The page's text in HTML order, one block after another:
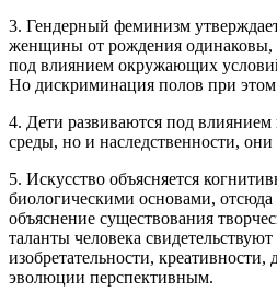
3. Гендерный феминизм
женщины от рождения одинаковы,
под влиянием окружающих
Но дискриминация полов при этом
4. Дети развиваются под
среды, но и наследственности,
5. Искусство объясняется
биологическими основами, отсюда
объяснение существования
таланты человека свидетельствуют
изобретательности, креативности,
эволюции перспективным.